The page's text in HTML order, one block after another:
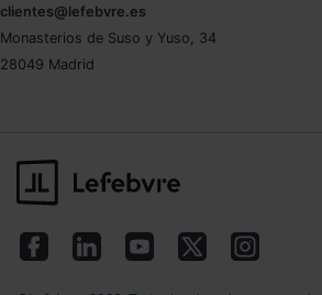
clientes@lefebvre.es
Monasterios de Suso y Yuso, 34
28049 Madrid